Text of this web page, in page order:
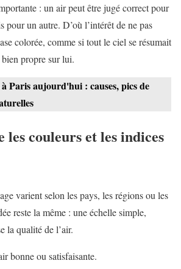
: un air peut être jugé correct pour
pour un autre. D’où l’intérêt de ne pas
colorée, comme si tout le ciel se résumait
propre sur lui.
Paris aujourd'hui : causes, pics de
couleurs et les indices
varient selon les pays, les régions ou les
reste la même : une échelle simple,
la qualité de l’air.
bonne ou satisfaisante.